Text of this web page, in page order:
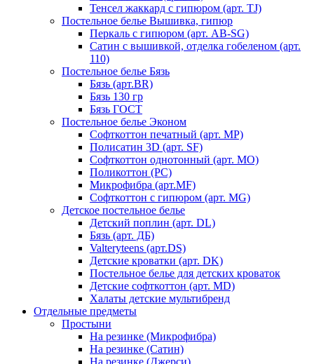
Тенсел жаккард с гипюром (арт. TJ)
Постельное белье Вышивка, гипюр
Перкаль с гипюром (арт. AB-SG)
Сатин с вышивкой, отделка гобеленом (арт.
110)
Постельное белье Бязь
Бязь (арт.BR)
Бязь 130 гр
Бязь ГОСТ
Постельное белье Эконом
Софткоттон печатный (арт. MР)
Полисатин 3D (арт. SF)
Софткоттон однотонный (арт. MO)
Поликоттон (PC)
Микрофибра (арт.MF)
Софткоттон с гипюром (арт. MG)
Детское постельное белье
Детский поплин (арт. DL)
Бязь (арт. ДБ)
Valteryteens (арт.DS)
Детские кроватки (арт. DK)
Постельное белье для детских кроваток
Детские софткоттон (арт. MD)
Халаты детские мультибренд
Отдельные предметы
Простыни
На резинке (Микрофибра)
На резинке (Сатин)
На резинке (Джерси)